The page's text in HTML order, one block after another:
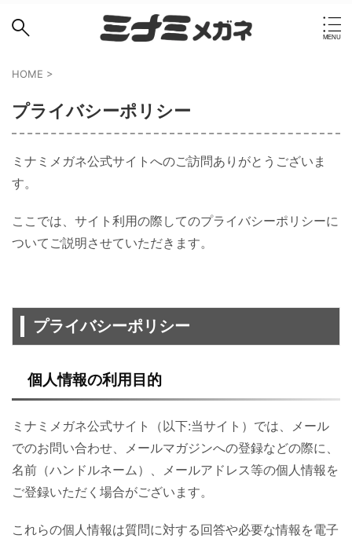
HOME >
プライバシーポリシー
ミナミメガネ公式サイトへのご訪問ありがとうございま
す。
ここでは、サイト利用の際してのプライバシーポリシーに
ついてご説明させていただきます。
プライバシーポリシー
個人情報の利用目的
ミナミメガネ公式サイト（以下:当サイト）では、メール
でのお問い合わせ、メールマガジンへの登録などの際に、
名前（ハンドルネーム）、メールアドレス等の個人情報を
ご登録いただく場合がございます。
これらの個人情報は質問に対する回答や必要な情報を電子